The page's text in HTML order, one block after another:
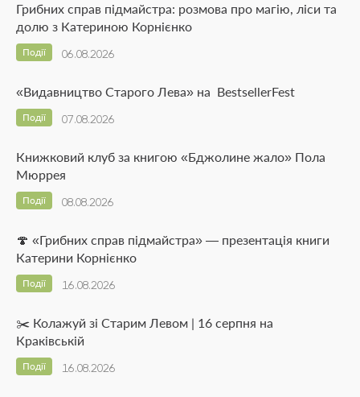
Грибних справ підмайстра: розмова про магію, ліси та
долю з Катериною Корнієнко
06.08.2026
Події
«Видавництво Старого Лева» на BestsellerFest
07.08.2026
Події
Книжковий клуб за книгою «Бджолине жало» Пола
Мюррея
08.08.2026
Події
🍄 «Грибних справ підмайстра» — презентація книги
Катерини Корнієнко
16.08.2026
Події
✂️ Колажуй зі Старим Левом | 16 серпня на
Краківській
16.08.2026
Події